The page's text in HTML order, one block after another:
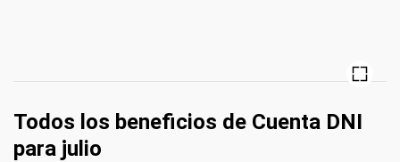
Todos los beneficios de Cuenta DNI
para julio